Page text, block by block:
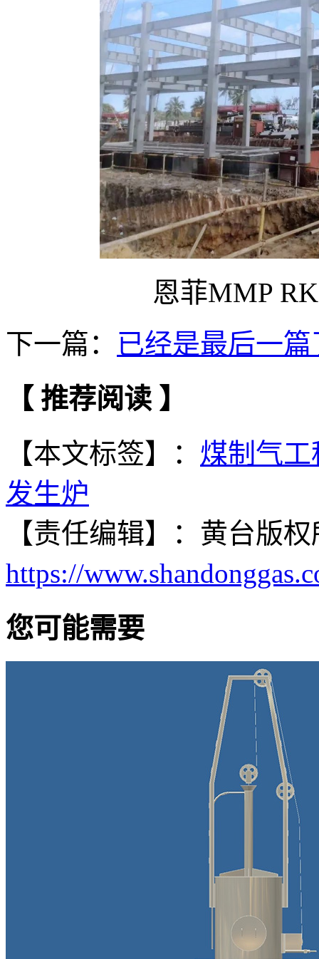
恩菲MMP
下一篇： 已经是最后一篇
【 推荐阅读 】
【本文标签】： 煤制气工
发生炉
【责任编辑】： 黄台版权
https://
您可能需要